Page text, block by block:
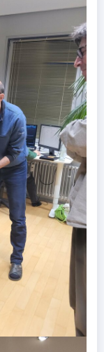
données